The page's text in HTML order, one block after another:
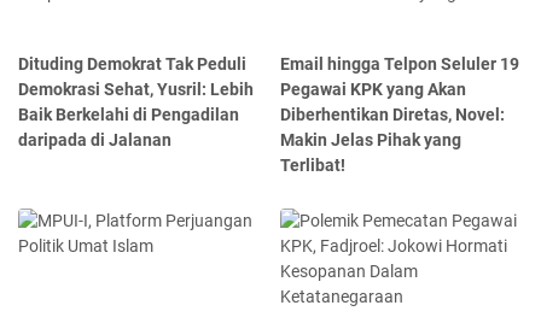
Dituding Demokrat Tak Peduli
Demokrasi Sehat, Yusril: Lebih
Baik Berkelahi di Pengadilan
daripada di Jalanan
Email hingga Telpon Seluler 19
Pegawai KPK yang Akan
Diberhentikan Diretas, Novel:
Makin Jelas Pihak yang
Terlibat!